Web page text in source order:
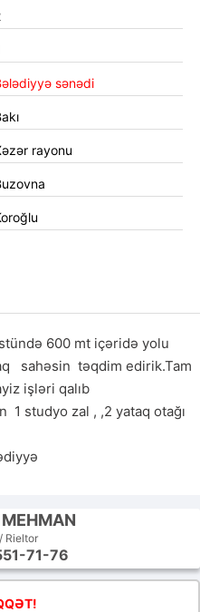
sənədi
rayonu
600 mt içəridə yolu
sahəsin  təqdim edirik.Tam
işləri qalıb
1 studyo zal , ,2 yataq otağı
Rieltor
71-76